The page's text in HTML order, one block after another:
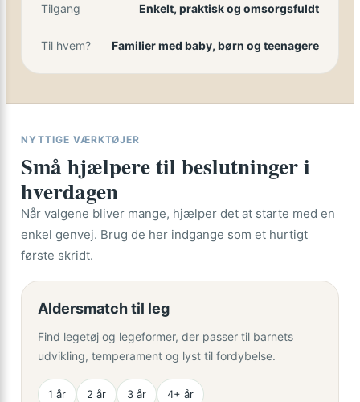
Tilgang Enkelt, praktisk og omsorgsfuldt
Til hvem? Familier med baby, børn og teenagere
NYTTIGE VÆRKTØJER
Små hjælpere til beslutninger i
hverdagen
Når valgene bliver mange, hjælper det at starte med en
enkel genvej. Brug de her indgange som et hurtigt
første skridt.
Aldersmatch til leg
Find legetøj og legeformer, der passer til barnets
udvikling, temperament og lyst til fordybelse.
1 år 2 år 3 år 4+ år